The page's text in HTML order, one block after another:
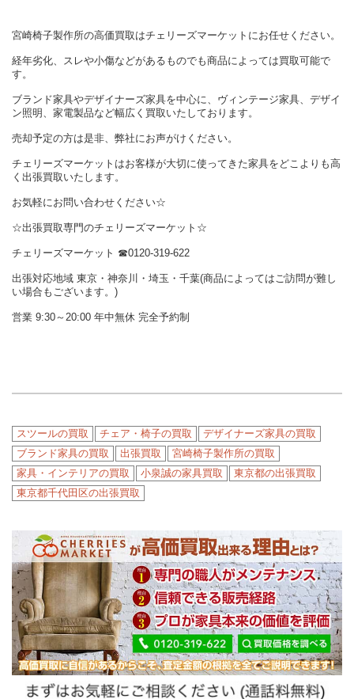
宮崎椅子製作所の高価買取はチェリーズマーケットにお任せください。
経年劣化、スレや小傷などがあるものでも商品によっては買取可能で
す。
ブランド家具やデザイナーズ家具を中心に、ヴィンテージ家具、デザイ
ン照明、家電製品など幅広く買取いたしております。
売却予定の方は是非、弊社にお声がけください。
チェリーズマーケットはお客様が大切に使ってきた家具をどこよりも高
く出張買取いたします。
お気軽にお問い合わせください☆
☆出張買取専門のチェリーズマーケット☆
チェリーズマーケット ☎︎0120-319-622
出張対応地域 東京・神奈川・埼玉・千葉(商品によってはご訪問が難し
い場合もございます。)
営業 9:30～20:00 年中無休 完全予約制
スツールの買取 チェア・椅子の買取
デザイナーズ家具の買取
ブランド家具の買取
出張買取
宮崎椅子製作所の買取
家具・インテリアの買取
小泉誠の家具買取
東京都の出張買取
東京都千代田区の出張買取